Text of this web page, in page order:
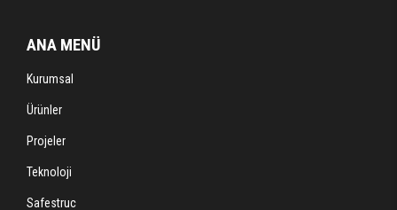
ANA MENÜ
Kurumsal
Ürünler
Projeler
Teknoloji
Safestruc